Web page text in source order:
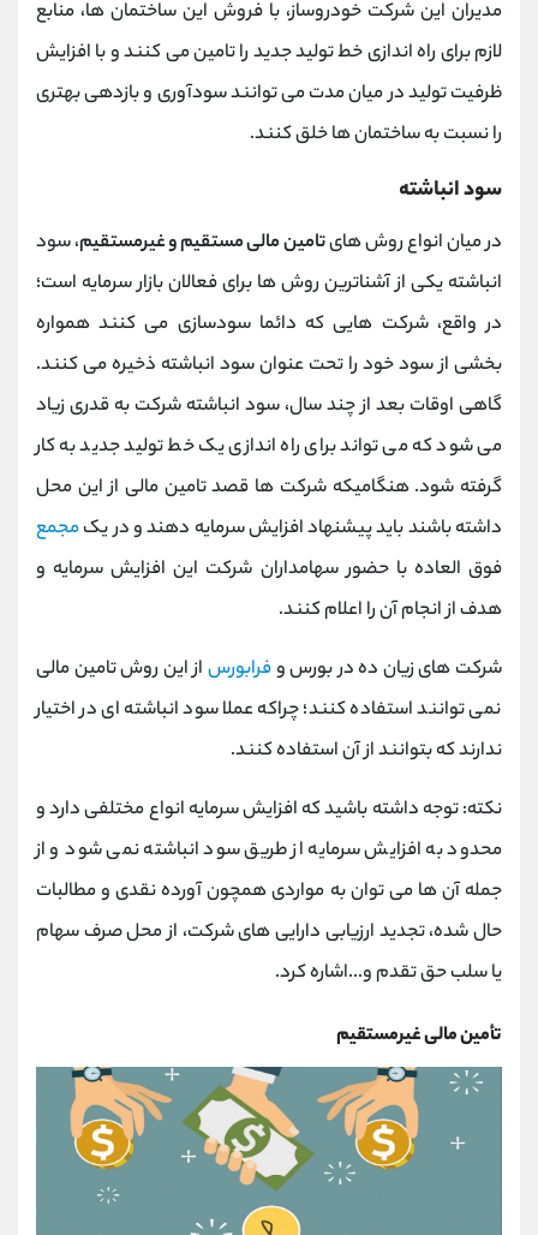
مدیران این شرکت خودروساز، با فروش این ساختمان ها، منابع
لازم برای راه اندازی خط تولید جدید را تامین می کنند و با افزایش
ظرفیت تولید در میان مدت می توانند سودآوری و بازدهی بهتری
را نسبت به ساختمان ها خلق کنند.
سود انباشته
در میان انواع روش هایتامین مالی مستقیم و غیرمستقیم، سود
انباشته یکی از آشناترین روش ها برای فعالان بازار سرمایه است؛
در واقع، شرکت هایی که دائما سودسازی می کنند همواره
بخشی از سود خود را تحت عنوان سود انباشته ذخیره می کنند.
گاهی اوقات بعد از چند سال، سود انباشته شرکت به قدری زیاد
می شود که می تواند برای راه اندازی یک خط تولید جدید به کار
گرفته شود. هنگامیکه شرکت ها قصد تامین مالی از این محل
داشته باشند باید پیشنهاد افزایش سرمایه دهند و در یکمجمع
فوق العاده با حضور سهامداران شرکت این افزایش سرمایه و
هدف از انجام آن را اعلام کنند.
شرکت های زیان ده در بورس وفرابورس از این روش تامین مالی
نمی توانند استفاده کنند؛ چراکه عملا سود انباشته ای در اختیار
ندارند که بتوانند از آن استفاده کنند.
نکته: توجه داشته باشید که افزایش سرمایه انواع مختلفی دارد و
محدود به افزایش سرمایه از طریق سود انباشته نمی شود و از
جمله آن ها می توان به مواردی همچون آورده نقدی و مطالبات
حال شده، تجدید ارزیابی دارایی های شرکت، از محل صرف سهام
یا سلب حق تقدم و...اشاره کرد.
تأمین مالی غیرمستقیم